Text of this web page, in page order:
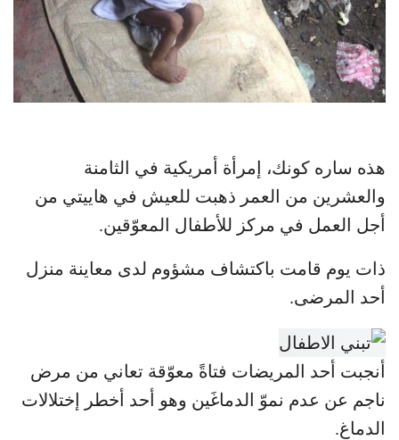
هذه ساره كونك، إمرأة أمريكية في الثامنة
والعشرين من العمر ذهبت للعيش في هاييتي من
أجل العمل في مركز للأطفال المعوّقين.
ذات يوم قامت باكتشاف مشؤوم لدى معاينة منزل
أحد المرضى.
أنجبت أحد المريضات فتاةً معوّقة تعاني من مرض
ناجم عن عدم نموّ الدماغَين وهو أحد أخطر إختلالات
الدماغ.